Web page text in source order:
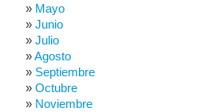
Mayo
Junio
Julio
Agosto
Septiembre
Octubre
Noviembre